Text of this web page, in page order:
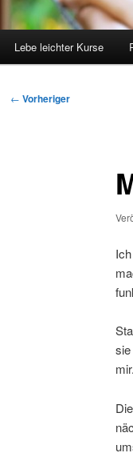
Lebe leichter Kurse
Beitragsnavigation
← Vorheriger
mir.